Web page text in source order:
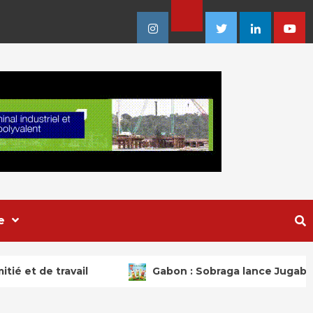
Instagram
Facebook
TwitterLinkedin
lance Jugab, une nouvelle marque de jus plats «